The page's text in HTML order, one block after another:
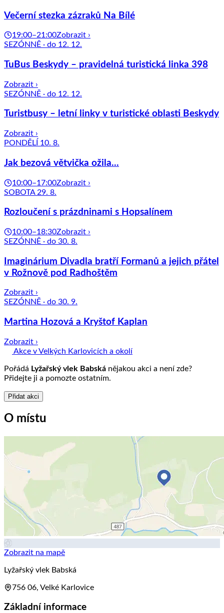
Večerní stezka zázraků Na Bílé
19:00–21:00Zobrazit ›
SEZÓNNĚ · do 12. 12.
TuBus Beskydy – pravidelná turistická linka 398
Zobrazit ›
SEZÓNNĚ · do 12. 12.
Turistbusy – letní linky v turistické oblasti Beskydy
Zobrazit ›
PONDĚLÍ 10. 8.
Jak bezová větvička ožila...
10:00–17:00Zobrazit ›
SOBOTA 29. 8.
Rozloučení s prázdninami s Hopsalínem
10:00–18:30Zobrazit ›
SEZÓNNĚ · do 30. 8.
Imaginárium Divadla bratří Formanů a jejich přátel
v Rožnově pod Radhoštěm
Zobrazit ›
SEZÓNNĚ · do 30. 9.
Martina Hozová a Kryštof Kaplan
Zobrazit ›
Akce v Velkých Karlovicích a okolí
Pořádá Lyžařský vlek Babská nějakou akci a není zde?
Přidejte ji a pomozte ostatním.
Přidat akci
O místu
Zobrazit na mapě
Lyžařský vlek Babská
756 06, Velké Karlovice
Základní informace